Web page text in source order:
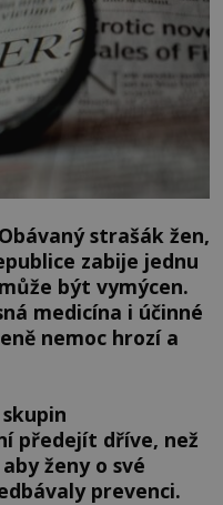
strašák žen,
zabije jednu
být vymýcen.
medicína i účinné
nemoc hrozí a
předejít dříve, než
ženy o své
prevenci.